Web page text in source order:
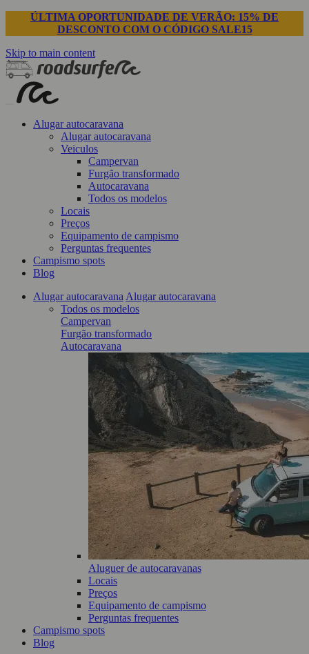
ÚLTIMA OPORTUNIDADE DE VERÃO: 15% DE
DESCONTO COM O CÓDIGO SALE15
Skip to main content
Alugar autocaravana
Alugar autocaravana
Veiculos
Campervan
Furgão transformado
Autocaravana
Todos os modelos
Locais
Preços
Equipamento de campismo
Perguntas frequentes
Campismo spots
Blog
Alugar autocaravana Alugar autocaravana
Todos os modelos
Campervan
Furgão transformado
Autocaravana
Aluguer de autocaravanas
Locais
Preços
Equipamento de campismo
Perguntas frequentes
Campismo spots
Blog